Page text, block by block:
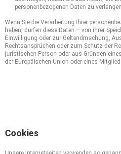
personenbezogenen Daten zu
Wenn Sie die Verarbeitung Ihrer
haben, dürfen diese Daten – von ihrer
Einwilligung oder zur Geltendmachung,
Rechtsansprüchen oder zum Schutz der
juristischen Person oder aus Gründen
der Europäischen Union oder eines
Cookies